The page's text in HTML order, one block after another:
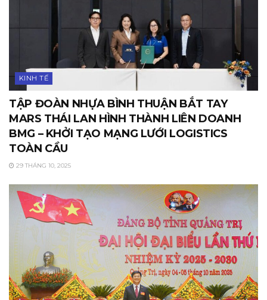
KINH TẾ
TẬP ĐOÀN NHỰA BÌNH THUẬN BẮT TAY
MARS THÁI LAN HÌNH THÀNH LIÊN DOANH
BMG – KHỞI TẠO MẠNG LƯỚI LOGISTICS
TOÀN CẦU
29 THÁNG 10, 2025